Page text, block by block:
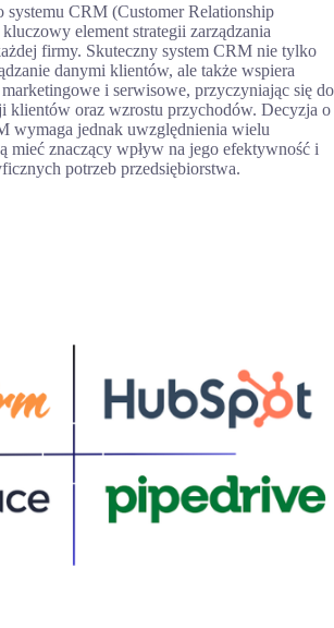
systemu CRM (Customer Relationship
element strategii zarządzania
firmy. Skuteczny system CRM nie tylko
danymi klientów, ale także wspiera
i serwisowe, przyczyniając się do
klientów oraz wzrostu przychodów. Decyzja o
wymaga jednak uwzględnienia wielu
mieć znaczący wpływ na jego efektywność i
potrzeb przedsiębiorstwa.